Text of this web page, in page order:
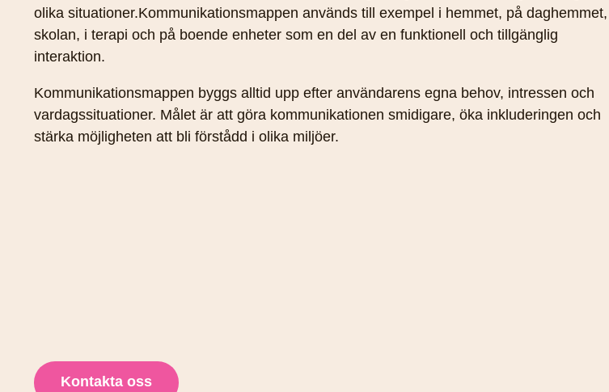
olika situationer.Kommunikationsmappen används till exempel i hemmet, på
skolan, i terapi och på boende enheter som en del av en funktionell och tillgänglig
interaktion.
Kommunikationsmappen byggs alltid upp efter användarens egna behov, intressen och
vardagssituationer. Målet är att göra kommunikationen smidigare, öka inkluderingen och
stärka möjligheten att bli förstådd i olika miljöer.
Kontakta oss